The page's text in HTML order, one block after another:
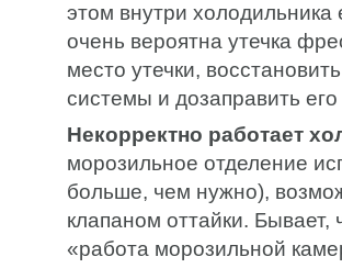
этом внутри
очень вероятна утечка
место утечки,
системы и дозаправить
Некорректно работает
морозильное отделение
больше, чем нужно),
клапаном оттайки.
«работа морозильной